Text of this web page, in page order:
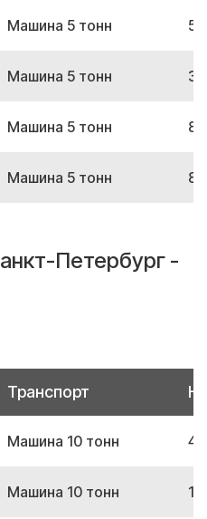
Машина 5 тонн
Машина 5 тонн
Машина 5 тонн
Машина 5 тонн
Петербург -
Транспорт
Машина 10 тонн
Машина 10 тонн